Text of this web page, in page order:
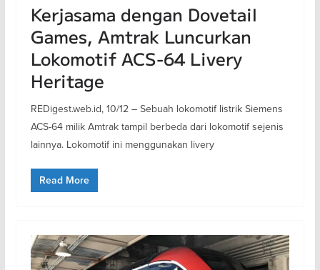
Kerjasama dengan Dovetail
Games, Amtrak Luncurkan
Lokomotif ACS-64 Livery
Heritage
REDigest.web.id, 10/12 – Sebuah lokomotif listrik Siemens
ACS-64 milik Amtrak tampil berbeda dari lokomotif sejenis
lainnya. Lokomotif ini menggunakan livery
Read More